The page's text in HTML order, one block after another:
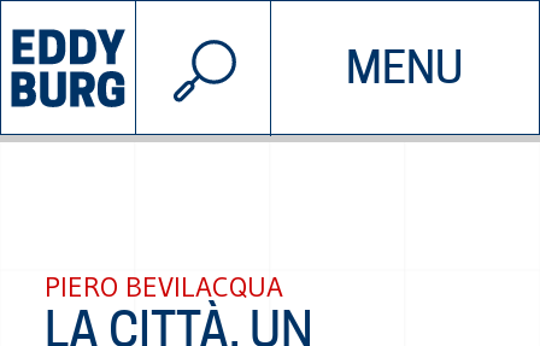
MENU
INIZIATIVE CHI SIAMO
© 2026 EDDYBURG
PIERO BEVILACQUA
LA CITTÀ. UN